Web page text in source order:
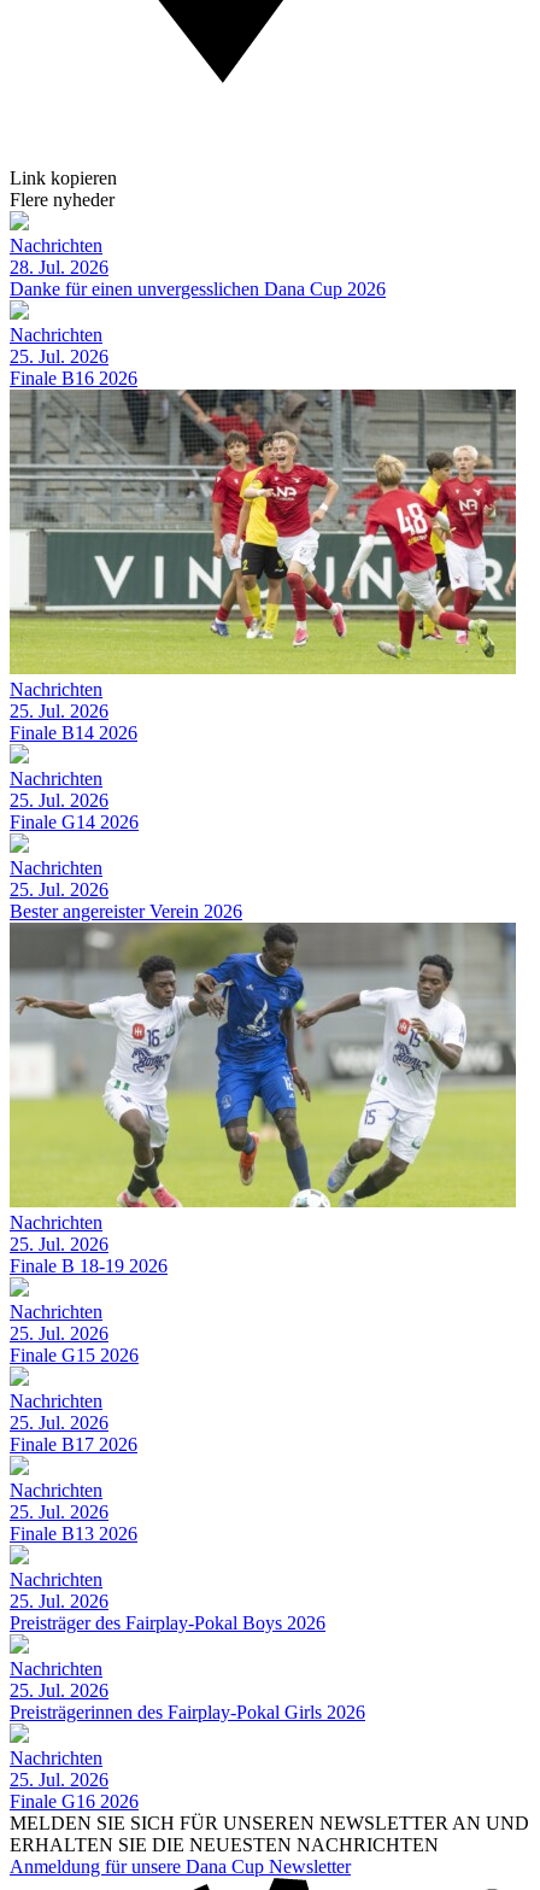
Link kopieren
Flere nyheder
Nachrichten
28. Jul. 2026
Danke für einen unvergesslichen Dana Cup 2026
Nachrichten
25. Jul. 2026
Finale B16 2026
Nachrichten
25. Jul. 2026
Finale B14 2026
Nachrichten
25. Jul. 2026
Finale G14 2026
Nachrichten
25. Jul. 2026
Bester angereister Verein 2026
Nachrichten
25. Jul. 2026
Finale B 18-19 2026
Nachrichten
25. Jul. 2026
Finale G15 2026
Nachrichten
25. Jul. 2026
Finale B17 2026
Nachrichten
25. Jul. 2026
Finale B13 2026
Nachrichten
25. Jul. 2026
Preisträger des Fairplay-Pokal Boys 2026
Nachrichten
25. Jul. 2026
Preisträgerinnen des Fairplay-Pokal Girls 2026
Nachrichten
25. Jul. 2026
Finale G16 2026
MELDEN SIE SICH FÜR UNSEREN NEWSLETTER AN UND
ERHALTEN SIE DIE NEUESTEN NACHRICHTEN
Anmeldung für unsere Dana Cup Newsletter